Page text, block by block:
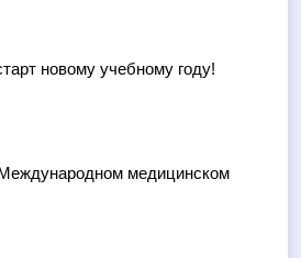
новому учебному году!
медицинском